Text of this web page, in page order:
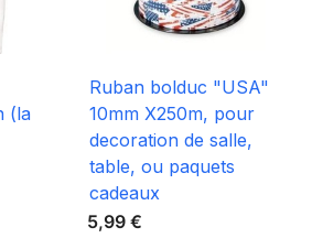
(la
Ruban bolduc "USA"
10mm X250m, pour
decoration de salle,
table, ou paquets
cadeaux
5,99 €